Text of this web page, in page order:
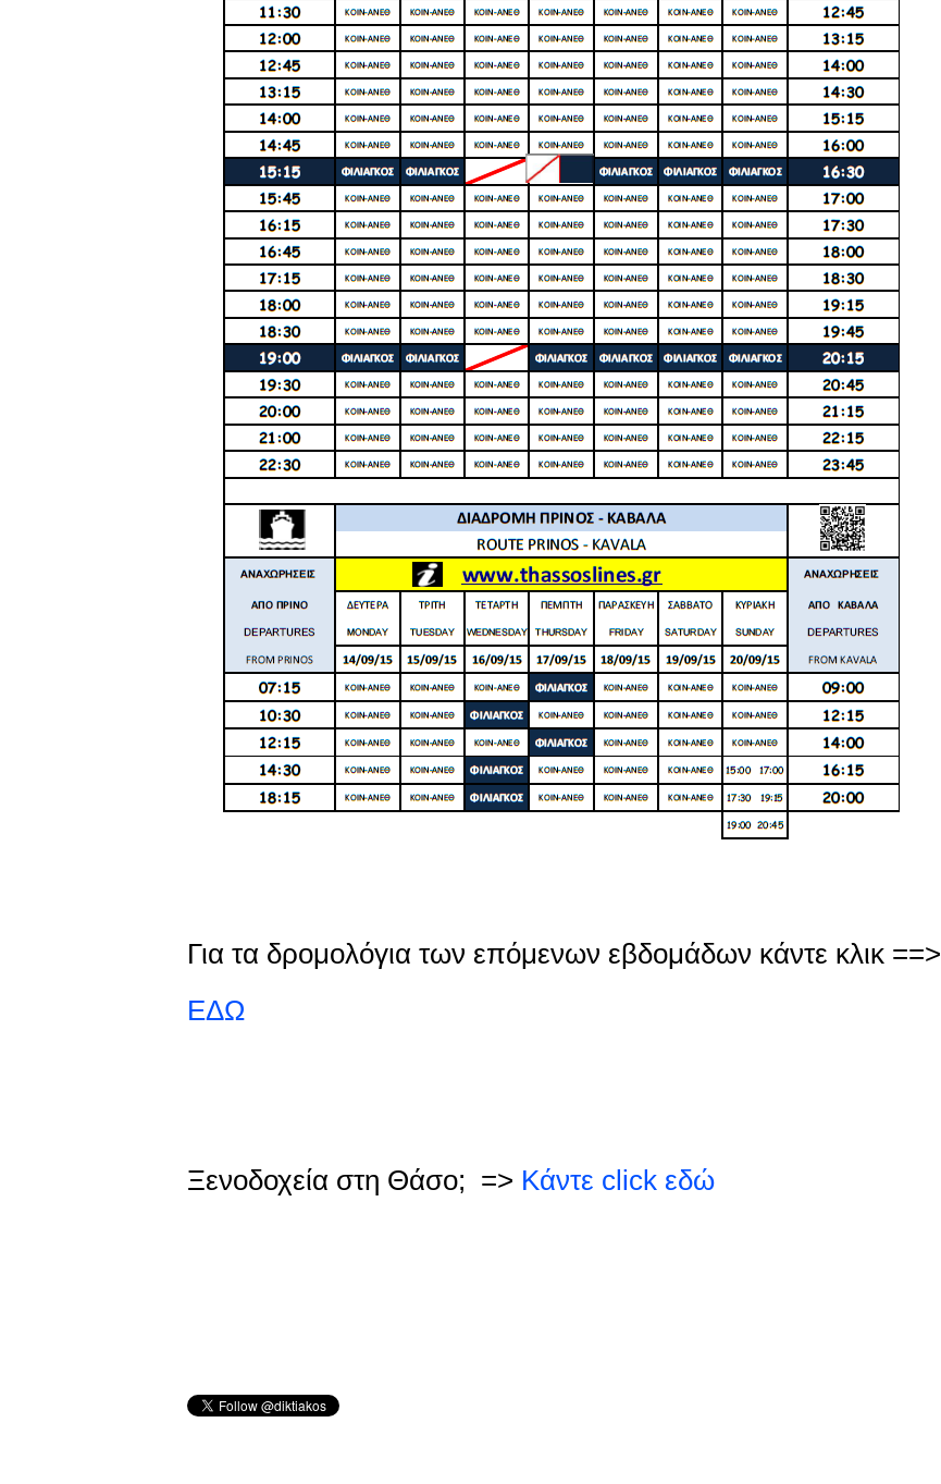
Για τα δρομολόγια των επόμενων εβδομάδων κάντε κλικ ==>
ΕΔΩ
Ξενοδοχεία στη Θάσο; => Κάντε click εδώ